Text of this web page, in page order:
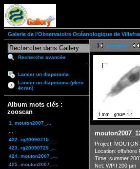
Galerie de l'Observatoire Océanologique de
Recherche avancée
Lancer un diaporama
Lancer un diaporama (plein
écran)
Album mots clés :
zooscan
1. mouton2007_...
422. rg20090715_...
423. rg20090729_...
424. mouton2007_...
425. mouton2007_...
première
Project: MOUTON
Location: offshore
Time: summer
Net: WPII 200 µm